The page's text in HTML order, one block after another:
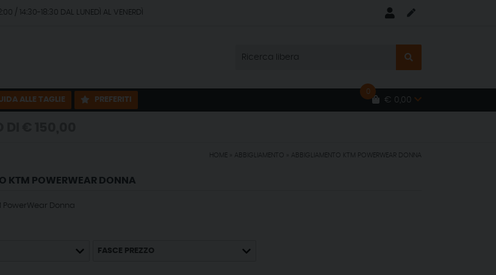
/ 14:30-18:30 DAL LUNEDÌ AL VENERDÌ
ALLE TAGLIE PREFERITI
0
€ 0,00
HOME ABBIGLIAMENTO ABBIGLIAMENTO KTM POWERWEAR DONNA
KTM POWERWEAR DONNA
Donna
FASCE PREZZO